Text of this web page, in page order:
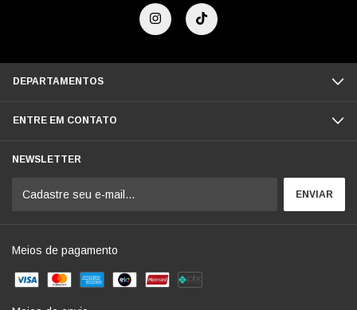
DEPARTAMENTOS
ENTRE EM CONTATO
NEWSLETTER
Meios de pagamento